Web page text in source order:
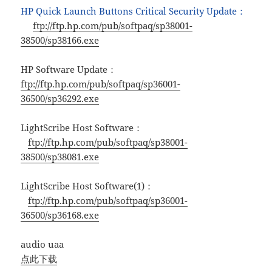
HP Quick Launch Buttons Critical Security Update：
ftp://ftp.hp.com/pub/softpaq/sp38001-
38500/sp38166.exe
HP Software Update：
ftp://ftp.hp.com/pub/softpaq/sp36001-
36500/sp36292.exe
LightScribe Host Software：
ftp://ftp.hp.com/pub/softpaq/sp38001-
38500/sp38081.exe
LightScribe Host Software(1)：
ftp://ftp.hp.com/pub/softpaq/sp36001-
36500/sp36168.exe
audio uaa
点此下载